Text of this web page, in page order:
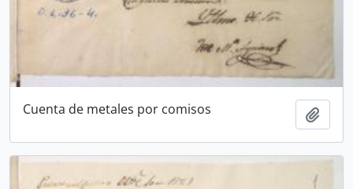
Cuenta de metales por comisos